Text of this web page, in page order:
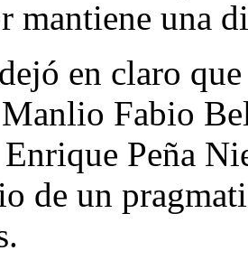
mantiene una
en claro
Manlio Fabio
Peña
de un